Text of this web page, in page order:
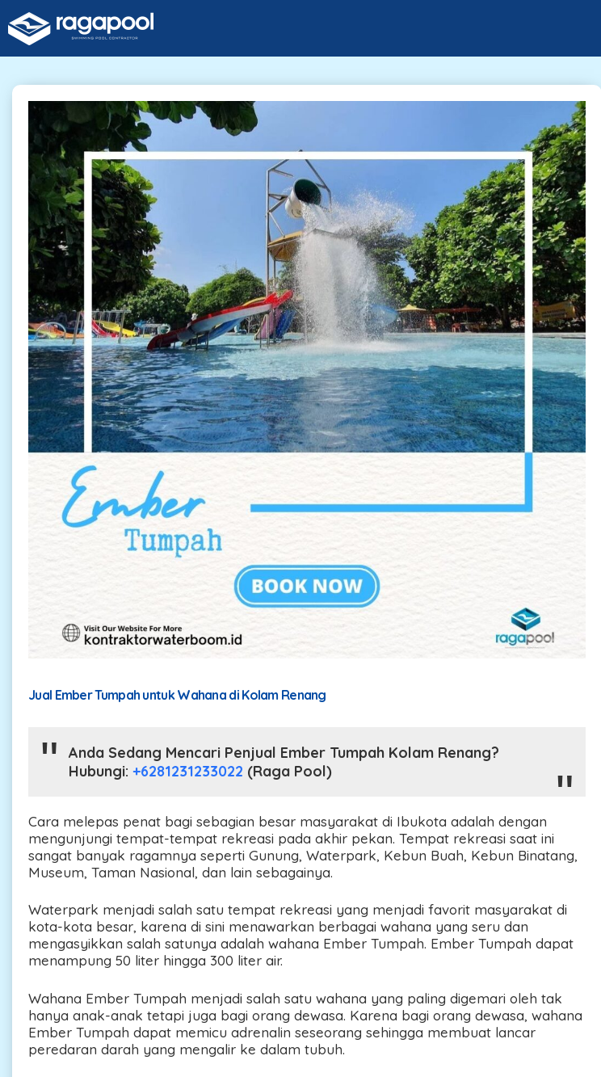
Jual Ember Tumpah untuk Wahana di Kolam Renang
Anda Sedang Mencari Penjual Ember Tumpah Kolam Renang?
Hubungi: +6281231233022 (Raga Pool)
Cara melepas penat bagi sebagian besar masyarakat di Ibukota adalah dengan
mengunjungi tempat-tempat rekreasi pada akhir pekan. Tempat rekreasi saat ini
sangat banyak ragamnya seperti Gunung, Waterpark, Kebun Buah, Kebun Binatang,
Museum, Taman Nasional, dan lain sebagainya.
Waterpark menjadi salah satu tempat rekreasi yang menjadi favorit masyarakat di
kota-kota besar, karena di sini menawarkan berbagai wahana yang seru dan
mengasyikkan salah satunya adalah wahana Ember Tumpah. Ember Tumpah dapat
menampung 50 liter hingga 300 liter air.
Wahana Ember Tumpah menjadi salah satu wahana yang paling digemari oleh tak
hanya anak-anak tetapi juga bagi orang dewasa. Karena bagi orang dewasa, wahana
Ember Tumpah dapat memicu adrenalin seseorang sehingga membuat lancar
peredaran darah yang mengalir ke dalam tubuh.